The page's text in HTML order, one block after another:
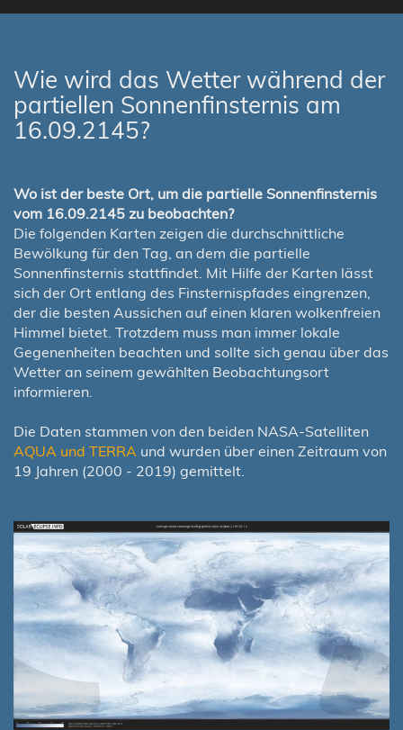
Wie wird das Wetter während der
partiellen Sonnenfinsternis am
16.09.2145?
Wo ist der beste Ort, um die partielle Sonnenfinsternis
vom 16.09.2145 zu beobachten?
Die folgenden Karten zeigen die durchschnittliche
Bewölkung für den Tag, an dem die partielle
Sonnenfinsternis stattfindet. Mit Hilfe der Karten lässt
sich der Ort entlang des Finsternispfades eingrenzen,
der die besten Aussichen auf einen klaren wolkenfreien
Himmel bietet. Trotzdem muss man immer lokale
Gegenenheiten beachten und sollte sich genau über das
Wetter an seinem gewählten Beobachtungsort
informieren.
Die Daten stammen von den beiden NASA-Satelliten
AQUA und TERRA und wurden über einen Zeitraum von
19 Jahren (2000 - 2019) gemittelt.